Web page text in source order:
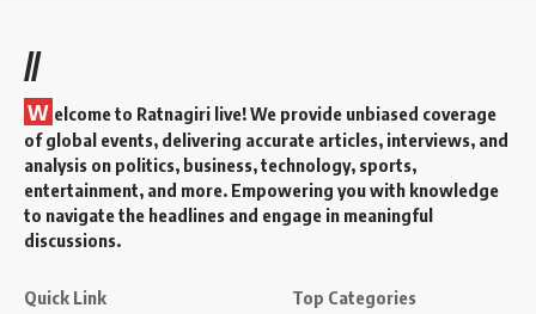
//
W elcome to Ratnagiri live! We provide unbiased coverage
of global events, delivering accurate articles, interviews, and
analysis on politics, business, technology, sports,
entertainment, and more. Empowering you with knowledge
to navigate the headlines and engage in meaningful
discussions.
Quick Link Top Categories